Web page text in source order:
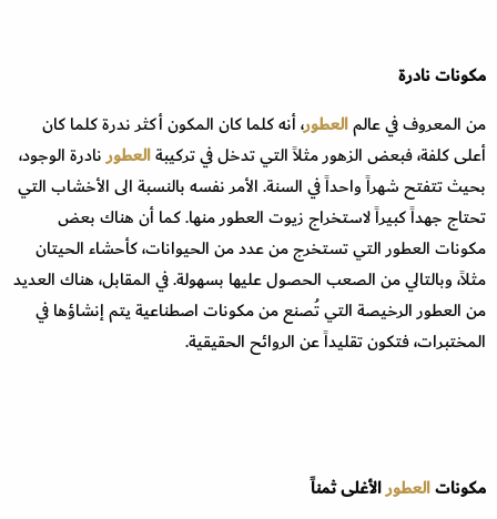
مكونات نادرة
من المعروف في عالمالعطور، أنه كلما كان المكون أكثر ندرة كلما كان
أعلى كلفة، فبعض الزهور مثلاً التي تدخل في تركيبةالعطورنادرة الوجود،
بحيث تتفتح شهراً واحداً في السنة. الأمر نفسه بالنسبة الى الأخشاب التي
تحتاج جهداً كبيراً لاستخراج زيوت العطور منها. كما أن هناك بعض
مكونات العطور التي تستخرج من عدد من الحيوانات، كأحشاء الحيتان
مثلاً، وبالتالي من الصعب الحصول عليها بسهولة. في المقابل، هناك العديد
من العطور الرخيصة التي تُصنع من مكونات اصطناعية يتم إنشاؤها في
المختبرات، فتكون تقليداً عن الروائح الحقيقية.
مكوناتالعطورالأغلى ثمناً